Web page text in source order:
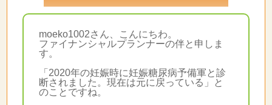
moeko1002さん、こんにちわ。
ファイナンシャルプランナーの伴と申しま
す。
「2020年の妊娠時に妊娠糖尿病予備軍と診
断されました。現在は元に戻っている」と
のことですね。